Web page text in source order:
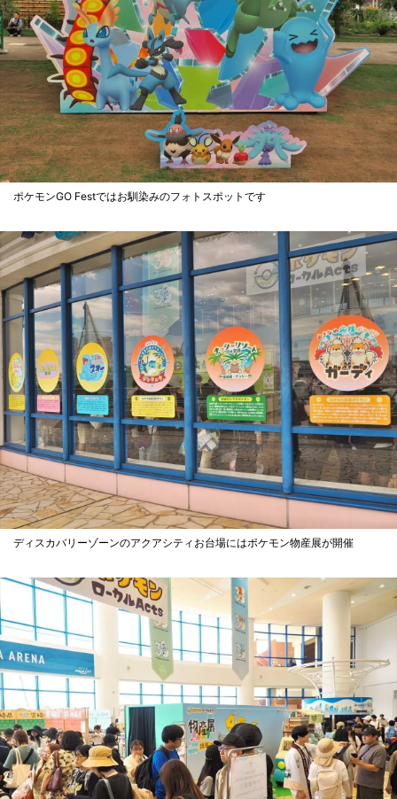
ポケモンGO Festではお馴染みのフォトスポットです
ディスカバリーゾーンのアクアシティお台場にはポケモン物産展が開催